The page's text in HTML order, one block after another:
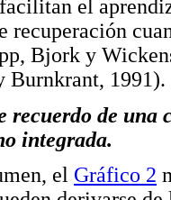
el
recuperación
Bjork y
Burnkrant,
recuerdo de una
integrada.
el Gráfico 2